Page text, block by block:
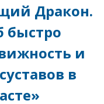
Дракон.
быстро
и
в